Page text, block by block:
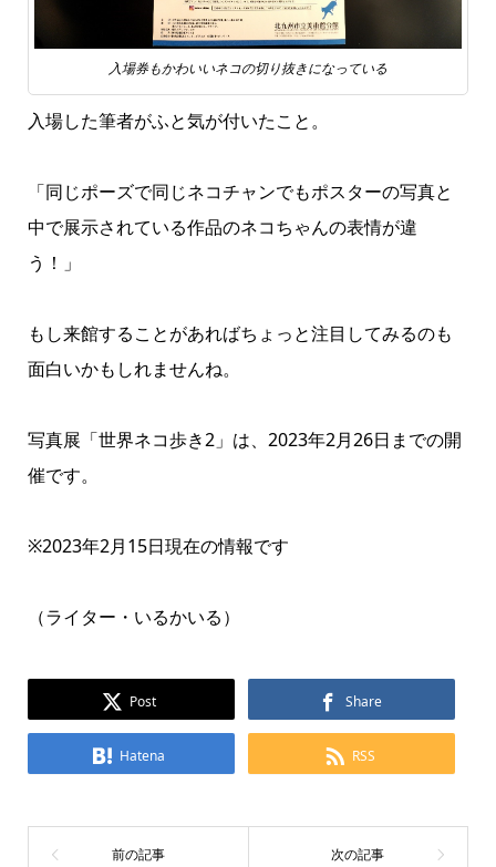
入場券もかわいいネコの切り抜きになっている
入場した筆者がふと気が付いたこと。
「同じポーズで同じネコチャンでもポスターの写真と
中で展示されている作品のネコちゃんの表情が違
う！」
もし来館することがあればちょっと注目してみるのも
面白いかもしれませんね。
写真展「世界ネコ歩き2」は、2023年2月26日までの開
催です。
※2023年2月15日現在の情報です
（ライター・いるかいる）
Post Share
Hatena RSS